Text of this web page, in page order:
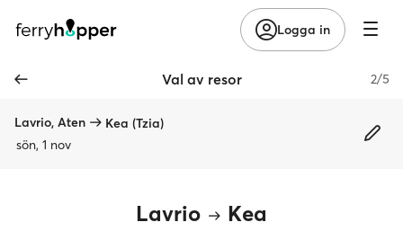
Logga in
Val av resor 2/5
Lavrio, Aten
Kea (Tzia)
sön, 1 nov
Lavrio Kea